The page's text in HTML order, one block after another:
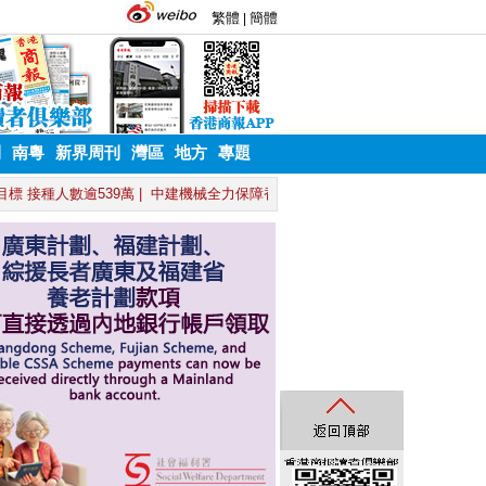
南粵 新界周刊 灣區 地方 專題